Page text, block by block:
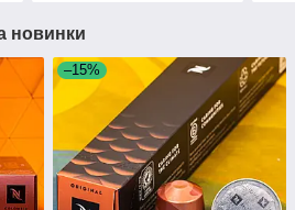
новинки
–15%